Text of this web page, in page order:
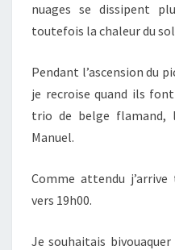
nuages se dissipent
toutefois la chaleur du
Pendant l’ascension du
je recroise quand ils
trio de belge flamand,
Manuel.
Comme attendu
vers 19h00.
Je souhaitais